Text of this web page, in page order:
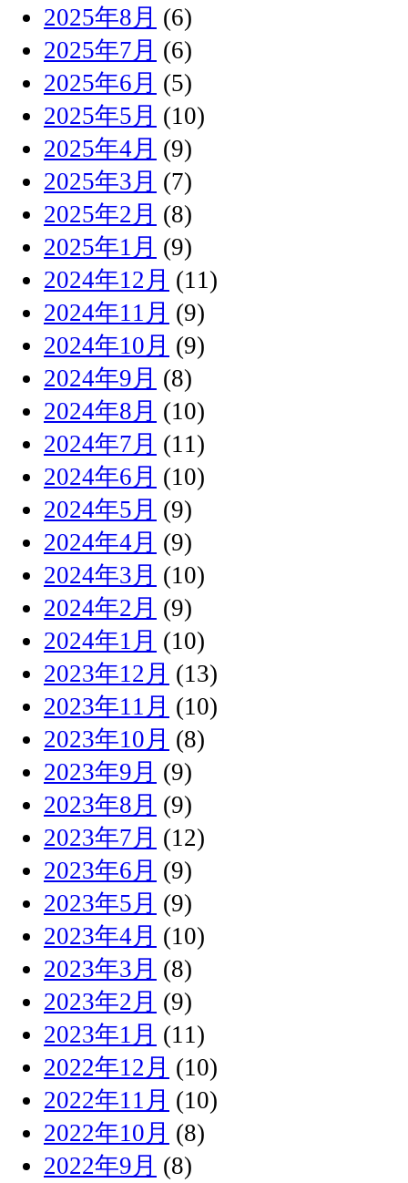
2025年8月 (6)
2025年7月 (6)
2025年6月 (5)
2025年5月 (10)
2025年4月 (9)
2025年3月 (7)
2025年2月 (8)
2025年1月 (9)
2024年12月 (11)
2024年11月 (9)
2024年10月 (9)
2024年9月 (8)
2024年8月 (10)
2024年7月 (11)
2024年6月 (10)
2024年5月 (9)
2024年4月 (9)
2024年3月 (10)
2024年2月 (9)
2024年1月 (10)
2023年12月 (13)
2023年11月 (10)
2023年10月 (8)
2023年9月 (9)
2023年8月 (9)
2023年7月 (12)
2023年6月 (9)
2023年5月 (9)
2023年4月 (10)
2023年3月 (8)
2023年2月 (9)
2023年1月 (11)
2022年12月 (10)
2022年11月 (10)
2022年10月 (8)
2022年9月 (8)